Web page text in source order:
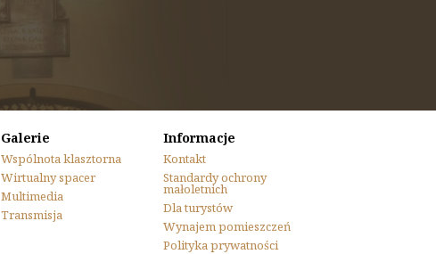
Galerie
Wspólnota klasztorna
Wirtualny spacer
Multimedia
Transmisja
Informacje
Kontakt
Standardy ochrony
małoletnich
Dla turystów
Wynajem pomieszczeń
Polityka prywatności